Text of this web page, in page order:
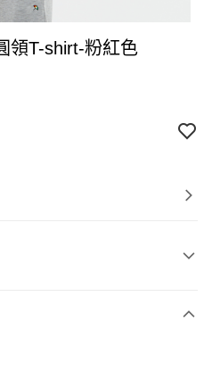
領T-shirt-粉紅色